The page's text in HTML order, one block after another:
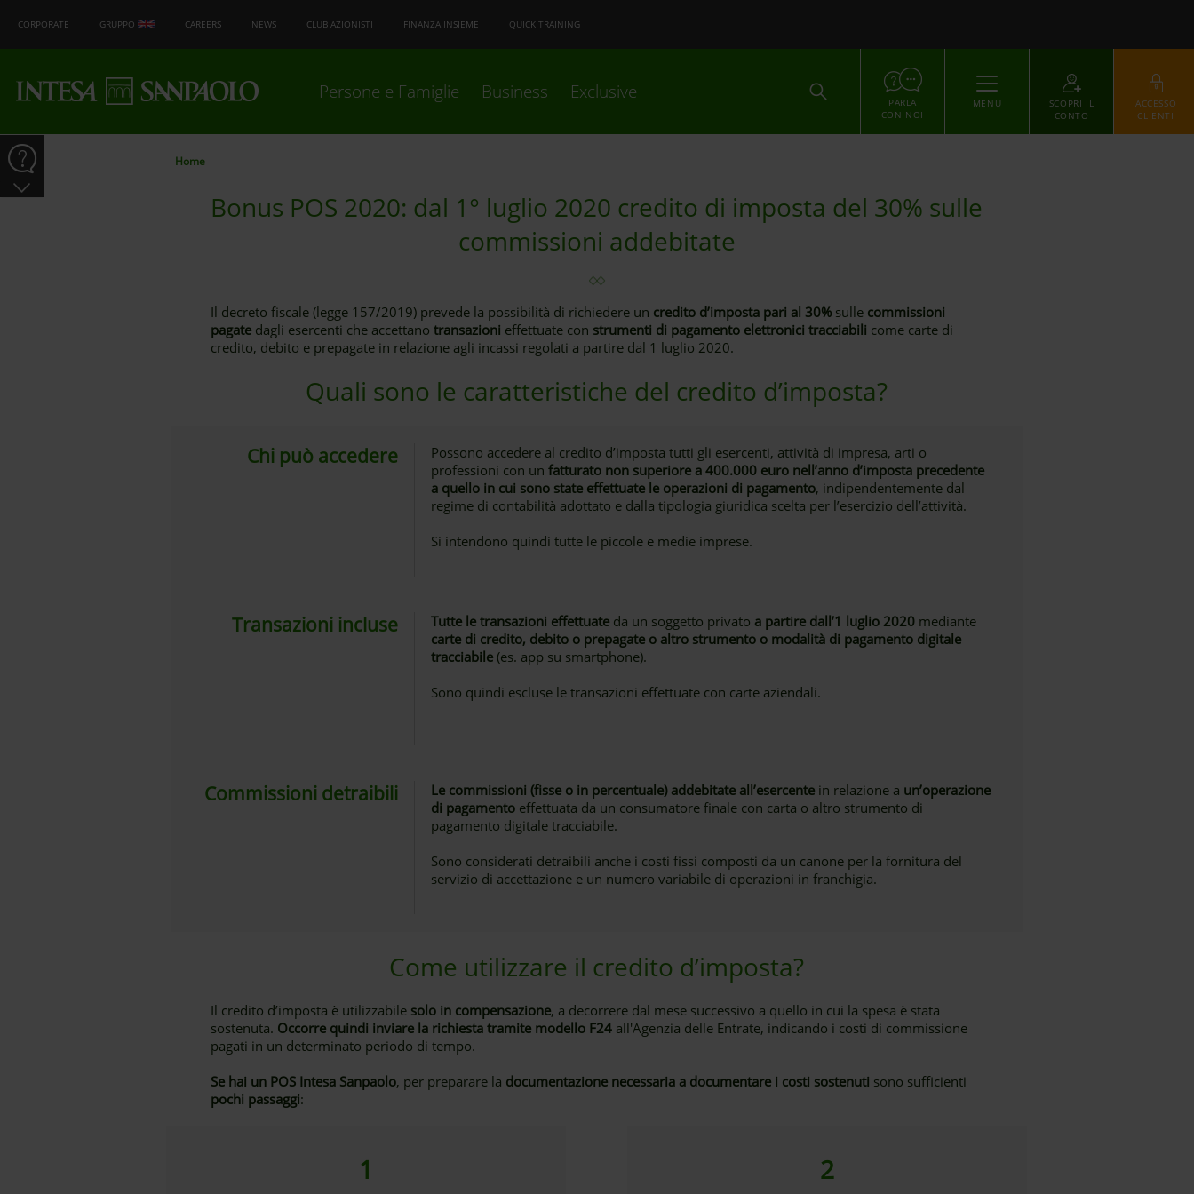
CORPORATE GRUPPO CAREERS NEWS CLUB AZIONISTI FINANZA INSIEME QUICK TRAINING
Persone e Famiglie Business Exclusive ACCEDI
PARLA
CON NOI
MENU
SCOPRI IL
CONTO
ACCESSO
CLIENTI
Home
Bonus POS 2020: dal 1° luglio 2020 credito di imposta del 30% sulle
commissioni addebitate
Il decreto fiscale (legge 157/2019) prevede la possibilità di richiedere un credito d’imposta pari al 30%sulle commissioni
pagatedagli esercenti che accettano transazioni effettuate con strumenti di pagamento elettronici tracciabili come carte di
credito, debito e prepagate in relazione agli incassi regolati a partire dal 1 luglio 2020.
Quali sono le caratteristiche del credito d’imposta?
Chi può accedere
Possono accedere al credito d’imposta tutti gli esercenti, attività di impresa, arti o
professioni con un fatturato non superiore a 400.000 euro nell’anno d’imposta precedente
a quello in cui sono state effettuate le operazioni di pagamento, indipendentemente dal
regime di contabilità adottato e dalla tipologia giuridica scelta per l’esercizio dell’attività.
Si intendono quindi tutte le piccole e medie imprese.
Transazioni incluse Tutte le transazioni effettuate da un soggetto privato a partire dall’1 luglio 2020 mediante
carte di credito, debito o prepagate o altro strumento o modalità di pagamento digitale
tracciabile (es. app su smartphone).
Sono quindi escluse le transazioni effettuate con carte aziendali.
Commissioni detraibili Le commissioni (fisse o in percentuale) addebitate all’esercente in relazione a un’operazione
di pagamento effettuata da un consumatore finale con carta o altro strumento di
pagamento digitale tracciabile.
Sono considerati detraibili anche i costi fissi composti da un canone per la fornitura del
servizio di accettazione e un numero variabile di operazioni in franchigia.
Come utilizzare il credito d’imposta?
Il credito d’imposta è utilizzabile solo in compensazione, a decorrere dal mese successivo a quello in cui la spesa è stata
sostenuta. Occorre quindi inviare la richiesta tramite modello F24all'Agenzia delle Entrate, indicando i costi di commissione
pagati in un determinato periodo di tempo.
Se hai un POS Intesa Sanpaolo, per preparare la documentazione necessaria a documentare i costi sostenuti sono sufficienti
pochi passaggi:
1 2